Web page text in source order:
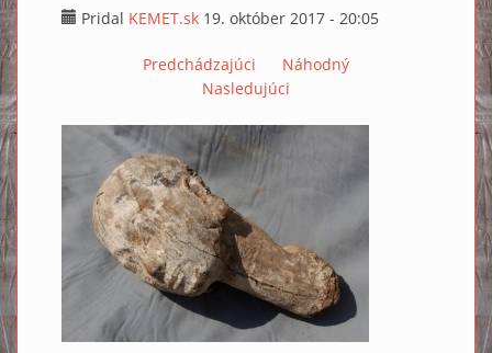
Pridal KEMET.sk 19. október 2017 - 20:05
Predchádzajúci
Náhodný
Nasledujúci